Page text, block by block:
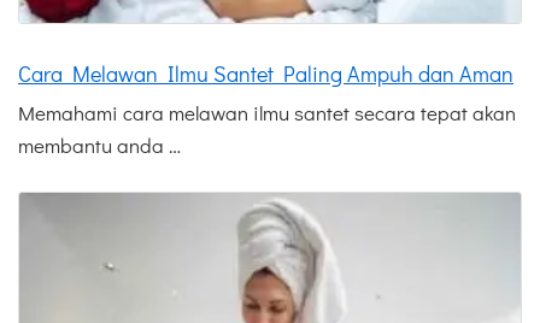
Cara Melawan Ilmu Santet Paling Ampuh dan Aman
Memahami cara melawan ilmu santet secara tepat akan
membantu anda …